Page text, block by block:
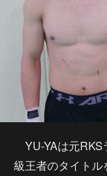
YU-YAは元RKS
級王者のタイト